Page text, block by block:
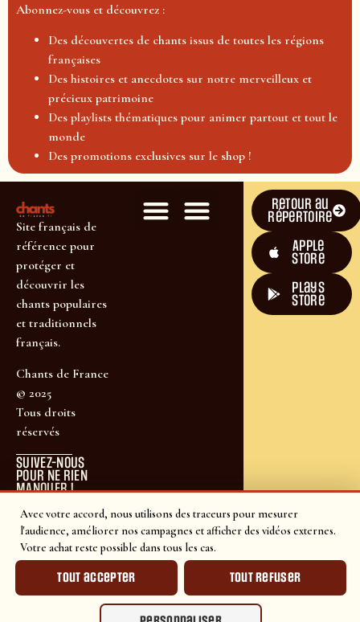
Avec votre accord, nous utilisons des traceurs pour mesurer
l'audience, améliorer nos campagnes et afficher des vidéos externes.
Votre achat reste possible dans tous les cas.
Tout accepter Tout refuser
Abonnez-vous et découvrez :
Des découvertes de chants issus de toutes les régions
françaises
Des histoires et anecdotes sur notre merveilleux et
précieux patrimoine
Des playlists thématiques pour animer partout et tout le
monde
Des promotions exclusives sur le shop !
Site français de
référence pour
protéger et
découvrir les
chants populaires
et traditionnels
français.
Chants de France
© 2025
Tous droits
réservés
SUIVEZ-NOUS
POUR NE RIEN
MANQUER !
Retour au
répertoire
Apple
Store
plays
store